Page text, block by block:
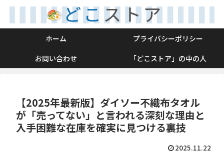
ホーム
プライバシーポリシー
お問い合わせ
「どこストア」の中の人
【2025年最新版】ダイソー不織布タオル
が「売ってない」と言われる深刻な理由と
入手困難な在庫を確実に見つける裏技
2025.11.22